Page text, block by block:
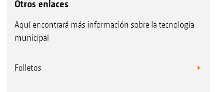
Otros enlaces
Aquí encontrará más información sobre la tecnología
municipal
Folletos